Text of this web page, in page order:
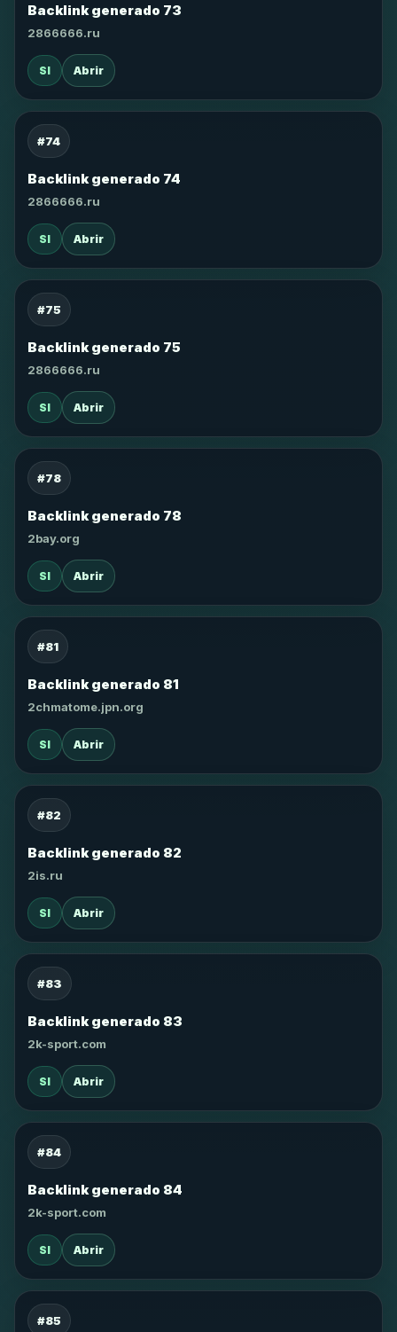
Backlink generado 73
2866666.ru
SI Abrir
#74
Backlink generado 74
2866666.ru
SI Abrir
#75
Backlink generado 75
2866666.ru
SI Abrir
#78
Backlink generado 78
2bay.org
SI Abrir
#81
Backlink generado 81
2chmatome.jpn.org
SI Abrir
#82
Backlink generado 82
2is.ru
SI Abrir
#83
Backlink generado 83
2k-sport.com
SI Abrir
#84
Backlink generado 84
2k-sport.com
SI Abrir
#85